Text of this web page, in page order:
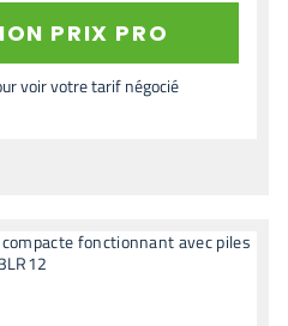
PRIX PRO
voir votre tarif négocié